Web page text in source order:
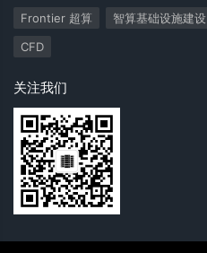
Frontier 超算
智算基础设施建设
CFD
关注我们